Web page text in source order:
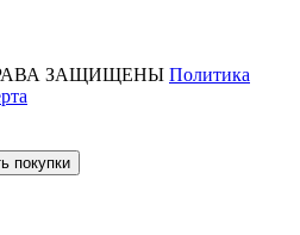
ПРАВА ЗАЩИЩЕНЫ Политика
покупки